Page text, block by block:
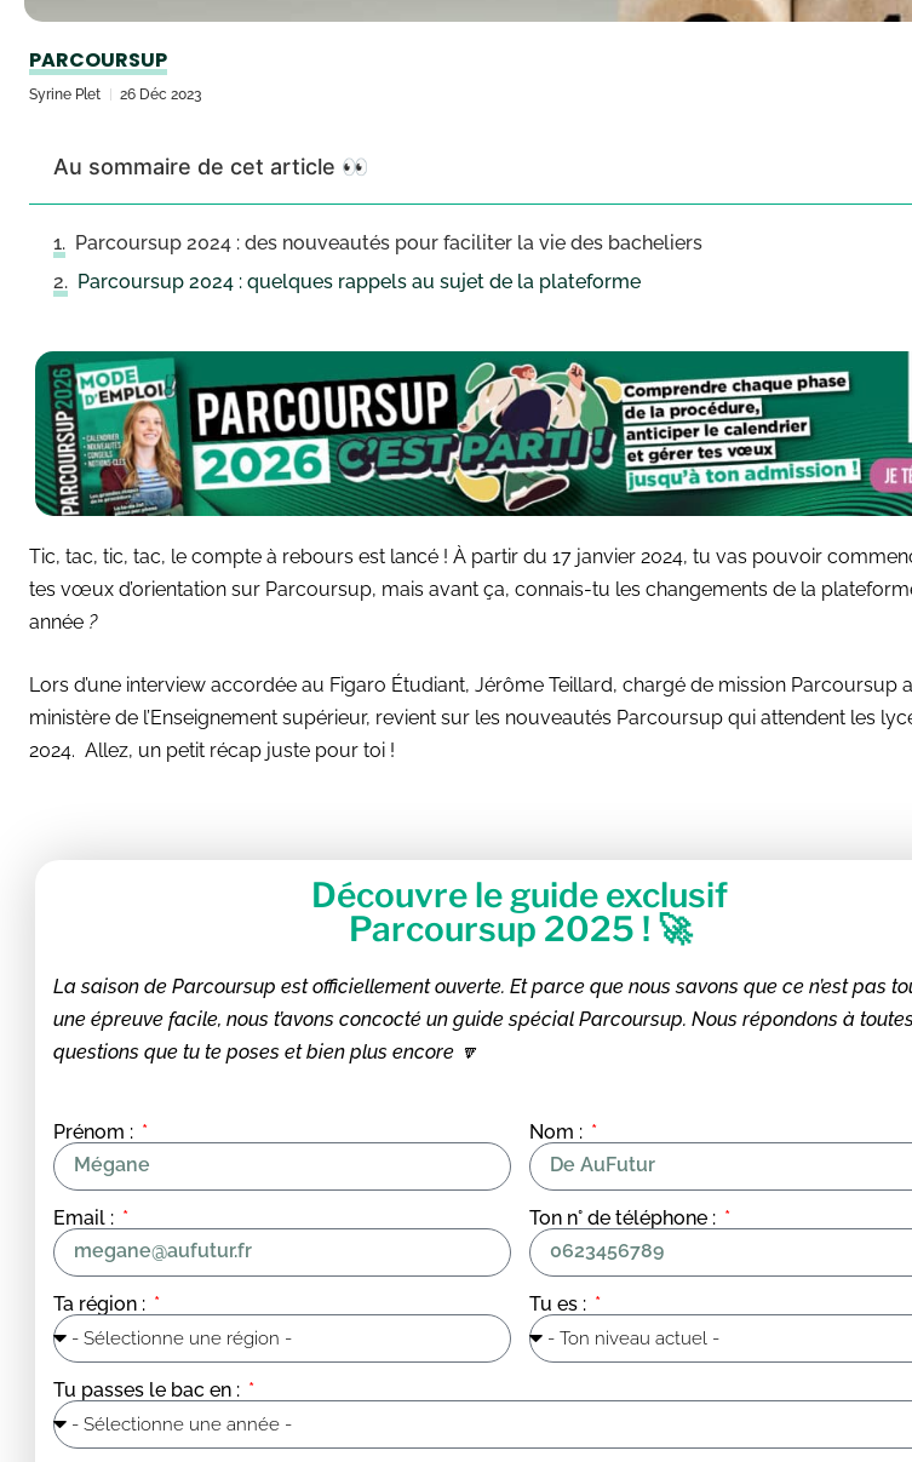
PARCOURSUP
Syrine Plet 26 Déc 2023
Au sommaire de cet article 👀
Parcoursup 2024 : des nouveautés pour faciliter la vie des bacheliers
Parcoursup 2024 : quelques rappels au sujet de la plateforme
Tic, tac, tic, tac, le compte à rebours est lancé ! À partir du 17 janvier 2024, tu vas pouvoir
tes vœux d’orientation sur Parcoursup, mais avant ça, connais-tu les changements de la
année ?
Lors d’une interview accordée au Figaro Étudiant, Jérôme Teillard, chargé de mission Parcoursup
ministère de l’Enseignement supérieur, revient sur les nouveautés Parcoursup qui attendent les
2024. Allez, un petit récap juste pour toi !
Découvre le guide exclusif
Parcoursup 2025 ! 🚀
La saison de Parcoursup est officiellement ouverte. Et parce que nous savons que ce n’est pas
une épreuve facile, nous t’avons concocté un guide spécial Parcoursup. Nous répondons à
questions que tu te poses et bien plus encore 🔽
Prénom : Nom :
Email : Ton n° de téléphone :
Ta région : Tu es :
Tu passes le bac en :